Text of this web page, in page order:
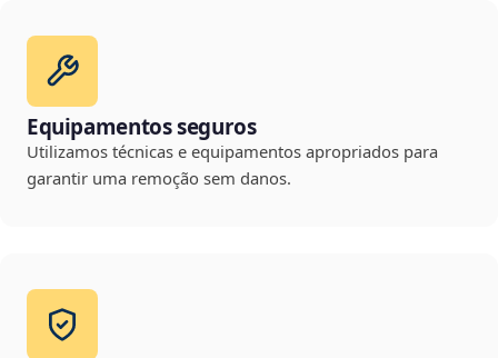
Equipamentos seguros
Utilizamos técnicas e equipamentos apropriados para
garantir uma remoção sem danos.